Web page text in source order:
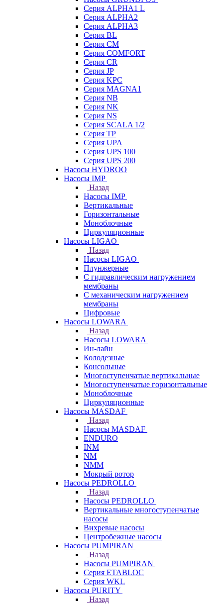
Серия ALPHA1 L
Серия ALPHA2
Серия ALPHA3
Серия BL
Серия CM
Серия COMFORT
Серия CR
Серия JP
Серия KPC
Серия MAGNA1
Серия NB
Серия NK
Серия NS
Серия SCALA 1/2
Серия TP
Серия UPA
Серия UPS 100
Серия UPS 200
Насосы HYDROO
Насосы IMP
Назад
Насосы IMP
Вертикальные
Горизонтальные
Моноблочные
Циркуляционные
Насосы LIGAO
Назад
Насосы LIGAO
Плунжерные
С гидравлическим нагружением
мембраны
С механическим нагружением
мембраны
Цифровые
Насосы LOWARA
Назад
Насосы LOWARA
Ин-лайн
Колодезные
Консольные
Многоступенчатые вертикальные
Многоступенчатые горизонтальные
Моноблочные
Циркуляционные
Насосы MASDAF
Назад
Насосы MASDAF
ENDURO
INM
NM
NMM
Мокрый ротор
Насосы PEDROLLO
Назад
Насосы PEDROLLO
Вертикальные многоступенчатые
насосы
Вихревые насосы
Центробежные насосы
Насосы PUMPIRAN
Назад
Насосы PUMPIRAN
Серия ETABLOC
Серия WKL
Насосы PURITY
Назад